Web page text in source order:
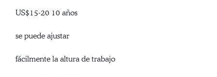
US$15-20 10 años
se puede ajustar
fácilmente la altura de trabajo